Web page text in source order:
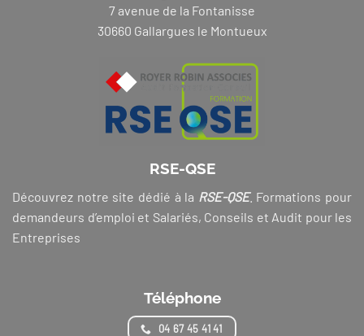
7 avenue de la Fontanisse
30660 Gallargues le Montueux
RSE-QSE
Découvrez notre site dédié à la RSE-QSE. Formations pour
demandeurs d’emploi et Salariés, Conseils et Audit pour les
Entreprises
Téléphone
04 67 45 41 41